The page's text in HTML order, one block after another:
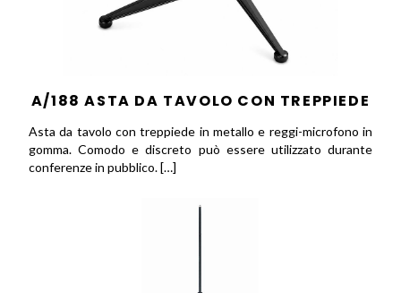
A/188 ASTA DA TAVOLO CON TREPPIEDE
Asta da tavolo con treppiede in metallo e reggi-microfono in
gomma. Comodo e discreto può essere utilizzato durante
conferenze in pubblico. […]